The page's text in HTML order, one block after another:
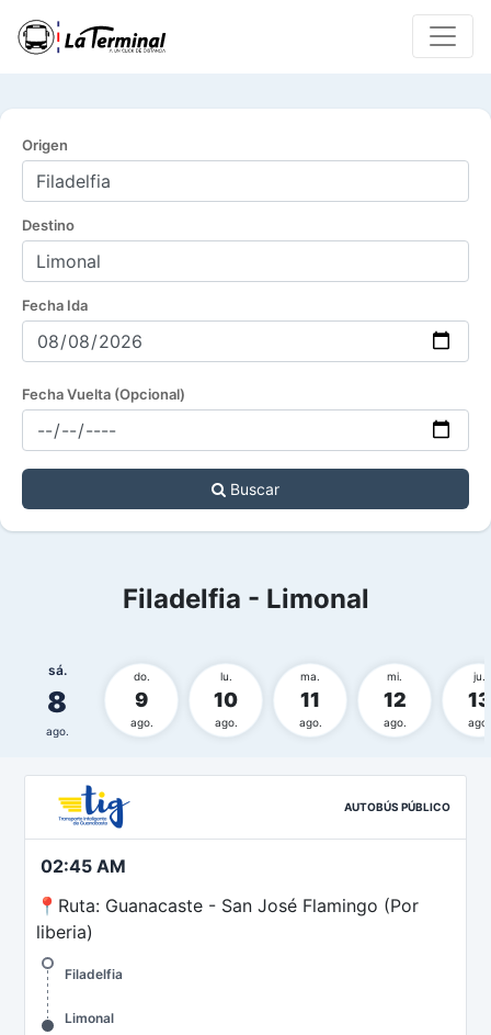
Origen
Destino
Fecha Ida
Fecha Vuelta (Opcional)
Buscar
Filadelfia - Limonal
sá.
8
ago.
do.
9
ago.
lu.
10
ago.
ma.
11
ago.
mi.
12
ago.
ju.
13
ago.
AUTOBÚS PÚBLICO
02:45 AM
📍Ruta: Guanacaste - San José Flamingo (Por
liberia)
Filadelfia
Limonal